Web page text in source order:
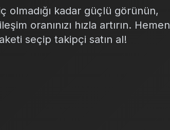
olmadığı kadar güçlü görünün,
oranınızı hızla artırın. Hemen
seçip takipçi satın al!